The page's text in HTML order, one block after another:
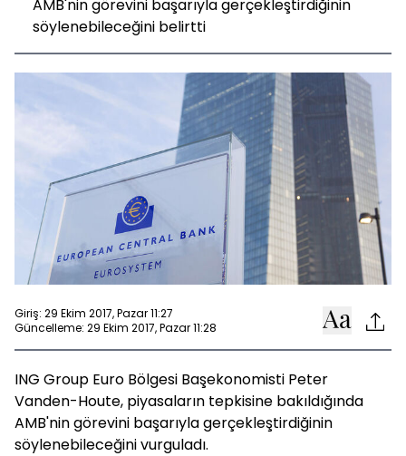
AMB'nin görevini başarıyla gerçekleştirdiğinin
söylenebileceğini belirtti
Giriş: 29 Ekim 2017, Pazar 11:27
Güncelleme: 29 Ekim 2017, Pazar 11:28
ING Group Euro Bölgesi Başekonomisti Peter
Vanden-Houte, piyasaların tepkisine bakıldığında
AMB'nin görevini başarıyla gerçekleştirdiğinin
söylenebileceğini vurguladı.